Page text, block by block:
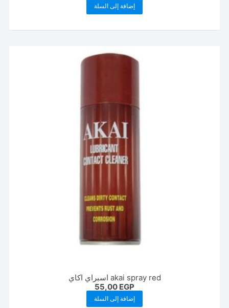
إضافة إلى السلة
akai spray red اسبراي اكاي
55,00 EGP
إضافة إلى السلة